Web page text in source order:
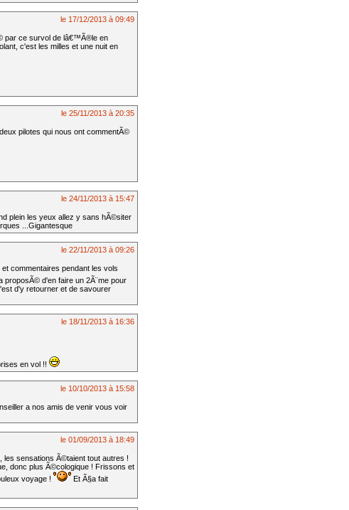
le 17/12/2013 à 09:49
par ce survol de lâ€™Ã®le en
c'est les milles et une nuit en
le 25/11/2013 à 20:35
pilotes qui nous ont commentÃ©
le 24/11/2013 à 15:47
plein les yeux allez y sans hÃ©siter
...Gigantesque
le 22/11/2013 à 09:26
commentaires pendant les vols
proposÃ© d'en faire un 2Ã¨me pour
d'y retourner et de savourer
le 18/11/2013 à 16:36
en vol !!
le 10/10/2013 à 15:58
a nos amis de venir vous voir
le 01/09/2013 à 18:49
sensations Ã©taient tout autres !
donc plus Ã©cologique ! Frissons et
voyage !
Et Ã§a fait